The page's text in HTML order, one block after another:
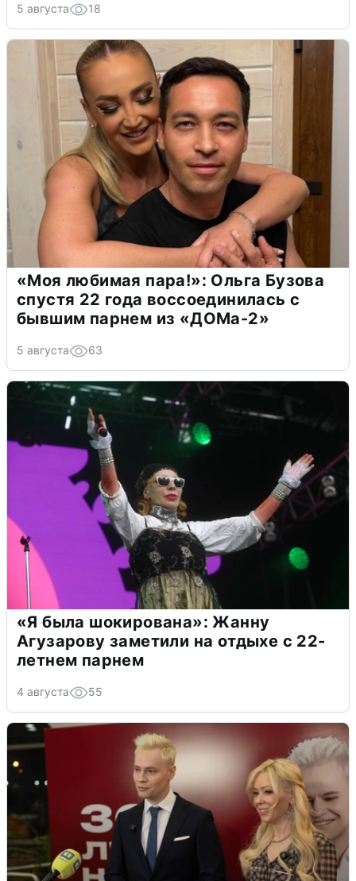
5 августа 18
«Моя любимая пара!»: Ольга Бузова
спустя 22 года воссоединилась с
бывшим парнем из «ДОМа-2»
5 августа 63
«Я была шокирована»: Жанну
Агузарову заметили на отдыхе с 22-
летнем парнем
4 августа 55